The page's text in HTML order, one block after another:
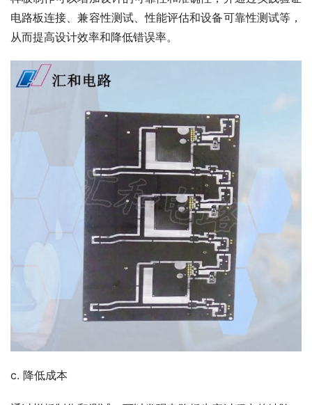
电路板连接、兼容性测试、性能评估和设备可靠性测试等，
从而提高设计效率和降低错误率。
c. 降低成本